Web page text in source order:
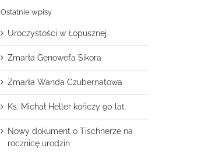
Ostatnie wpisy
Uroczystości w Łopusznej
Zmarła Genowefa Sikora
Zmarła Wanda Czubernatowa
Ks. Michał Heller kończy 90 lat
Nowy dokument o Tischnerze na
rocznicę urodzin